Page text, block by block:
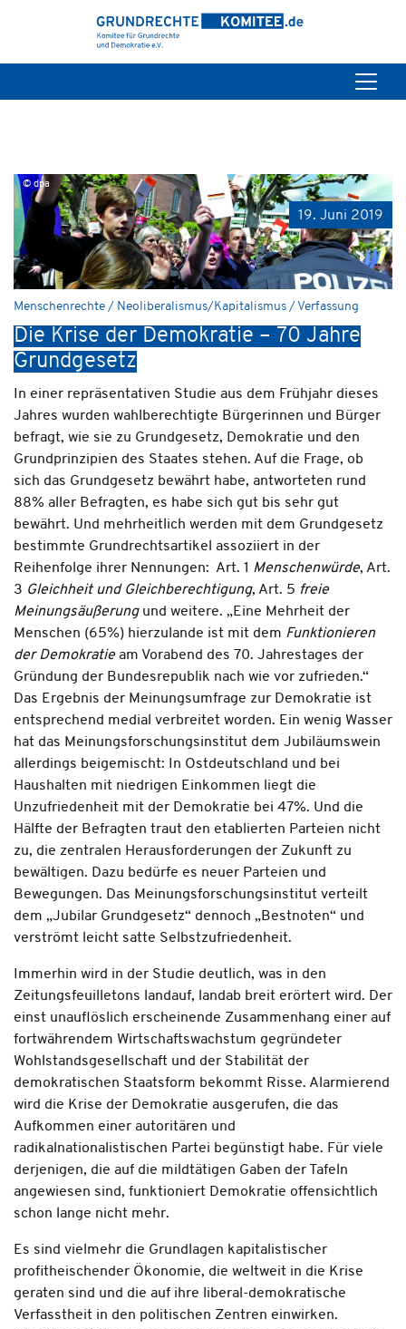
19. Juni 2019
© dpa
Menschenrechte / Neoliberalismus/Kapitalismus / Verfassung
Die Krise der Demokratie – 70 Jahre
Grundgesetz
In einer repräsentativen Studie aus dem Frühjahr dieses
Jahres wurden wahlberechtigte Bürgerinnen und Bürger
befragt, wie sie zu Grundgesetz, Demokratie und den
Grundprinzipien des Staates stehen. Auf die Frage, ob
sich das Grundgesetz bewährt habe, antworteten rund
88% aller Befragten, es habe sich gut bis sehr gut
bewährt. Und mehrheitlich werden mit dem Grundgesetz
bestimmte Grundrechtsartikel assoziiert in der
Reihenfolge ihrer Nennungen: Art. 1 Menschenwürde, Art.
3 Gleichheit und Gleichberechtigung, Art. 5 freie
Meinungsäußerung und weitere. „Eine Mehrheit der
Menschen (65%) hierzulande ist mit dem Funktionieren
der Demokratieam Vorabend des 70. Jahrestages der
Gründung der Bundesrepublik nach wie vor zufrieden.“
Das Ergebnis der Meinungsumfrage zur Demokratie ist
entsprechend medial verbreitet worden. Ein wenig Wasser
hat das Meinungsforschungsinstitut dem Jubiläumswein
allerdings beigemischt: In Ostdeutschland und bei
Haushalten mit niedrigen Einkommen liegt die
Unzufriedenheit mit der Demokratie bei 47%. Und die
Hälfte der Befragten traut den etablierten Parteien nicht
zu, die zentralen Herausforderungen der Zukunft zu
bewältigen. Dazu bedürfe es neuer Parteien und
Bewegungen. Das Meinungsforschungsinstitut verteilt
dem „Jubilar Grundgesetz“ dennoch „Bestnoten“ und
verströmt leicht satte Selbstzufriedenheit.
Immerhin wird in der Studie deutlich, was in den
Zeitungsfeuilletons landauf, landab breit erörtert wird. Der
einst unauflöslich erscheinende Zusammenhang einer auf
fortwährendem Wirtschaftswachstum gegründeter
Wohlstandsgesellschaft und der Stabilität der
demokratischen Staatsform bekommt Risse. Alarmierend
wird die Krise der Demokratie ausgerufen, die das
Aufkommen einer autoritären und
radikalnationalistischen Partei begünstigt habe. Für viele
derjenigen, die auf die mildtätigen Gaben der Tafeln
angewiesen sind, funktioniert Demokratie offensichtlich
schon lange nicht mehr.
Es sind vielmehr die Grundlagen kapitalistischer
profitheischender Ökonomie, die weltweit in die Krise
geraten sind und die auf ihre liberal-demokratische
Verfasstheit in den politischen Zentren einwirken.